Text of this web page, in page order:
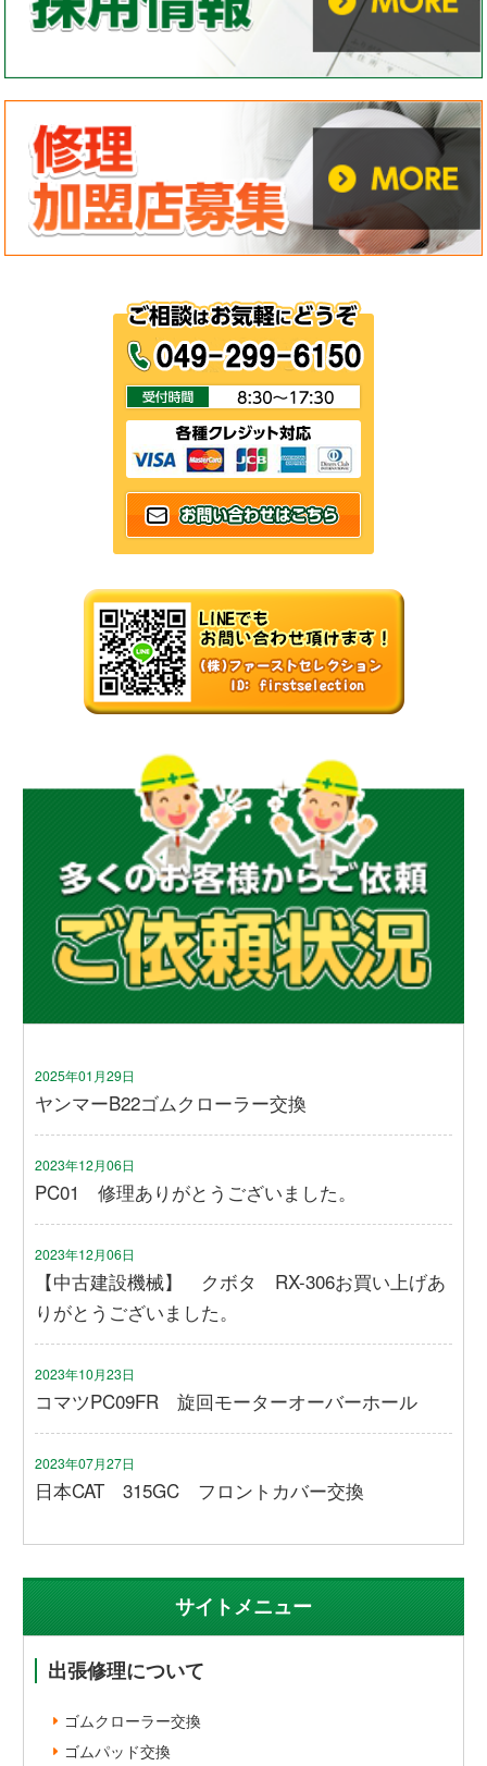
2025年01月29日
ヤンマーB22ゴムクローラー交換
2023年12月06日
PC01 修理ありがとうございました。
2023年12月06日
【中古建設機械】 クボタ RX-306お買い上げあ
りがとうございました。
2023年10月23日
コマツPC09FR 旋回モーターオーバーホール
2023年07月27日
日本CAT 315GC フロントカバー交換
サイトメニュー
出張修理について
ゴムクローラー交換
ゴムパッド交換